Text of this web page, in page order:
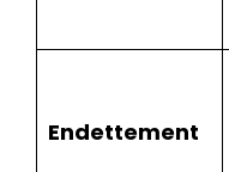
Endettement